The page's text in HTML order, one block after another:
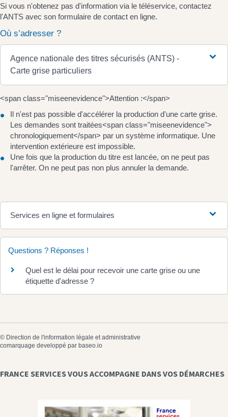
Si vous n'obtenez pas d'information via le téléservice, contactez
l'ANTS avec son formulaire de contact en ligne.
Où s’adresser ?
Agence nationale des titres sécurisés (ANTS) -
Carte grise particuliers
<span class="miseenevidence">Attention :</span>
Il n'est pas possible d'accélérer la production d'une carte grise.
Les demandes sont traitées<span class="miseenevidence">
chronologiquement</span> par un système informatique. Une
intervention extérieure est impossible.
Une fois que la production du titre est lancée, on ne peut pas
l'arrêter. On ne peut pas non plus annuler la demande.
Services en ligne et formulaires
Questions ? Réponses !
Quel est le délai pour recevoir une carte grise ou une
étiquette d'adresse ?
© Direction de l'information légale et administrative
comarquage developpé par baseo.io
FRANCE SERVICES VOUS ACCOMPAGNE DANS VOS DÉMARCHES